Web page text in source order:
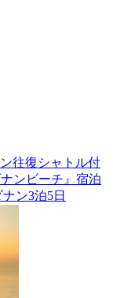
往復シャトル付
ンビーチ』宿泊
ン3泊5日